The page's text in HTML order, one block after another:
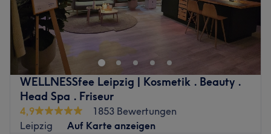
Zurück zur Salonansicht
Sie träumen von schönen Nägeln oder einer erholsamen
Massage? Die Schönmacherei in Leipzig ermöglicht Ihnen
Ihr Wohlbefinden zu steigern. Mit professioneller Pflege
und hochwertigen Produkten erstrahlen Ihre Nägel in
neuem Glanz. Neben der klassischen Nagelpflege finden
Sie in der Schönmacherei aber auch zahlreiche Beauty
Treatments wie zum Beispiel die Wimpern-
Verlängerungen für einen unwiderstehlichen
Augenaufschlag oder Microblading für dauerhaft schöne
WELLNESSfee Leipzig | Kosmetik . Beauty .
Head Spa . Friseur
4,9
1853 Bewertungen
Leipzig
Auf Karte anzeigen